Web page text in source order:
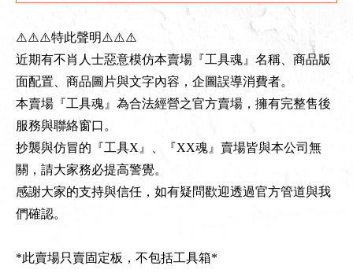
⚠️⚠️⚠️特此聲明⚠️⚠️⚠️
近期有不肖人士惡意模仿本賣場『工具魂』名稱、商品版
面配置、商品圖片與文字內容，企圖誤導消費者。
本賣場『工具魂』為合法經營之官方賣場，擁有完整售後
服務與聯絡窗口。
抄襲與仿冒的『工具X』、『XX魂』賣場皆與本公司無
關，請大家務必提高警覺。
感謝大家的支持與信任，如有疑問歡迎透過官方管道與我
們確認。
*此賣場只賣固定板，不包括工具箱*